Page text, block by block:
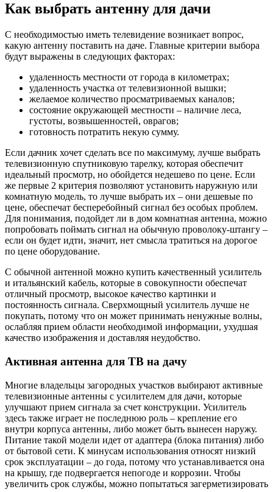
Как выбрать антенну для дачи
С необходимостью иметь телевидение возникает вопрос,
какую антенну поставить на даче. Главные критерии выбора
будут выражены в следующих факторах:
удаленность местности от города в километрах;
удаленность участка от телевизионной вышки;
желаемое количество просматриваемых каналов;
состояние окружающей местности – наличие леса,
густоты, возвышенностей, оврагов;
готовность потратить некую сумму.
Если дачник хочет сделать все по максимуму, лучше выбрать
телевизионную спутниковую тарелку, которая обеспечит
идеальный просмотр, но обойдется недешево по цене. Если
же первые 2 критерия позволяют установить наружную или
комнатную модель, то лучше выбрать их – они дешевые по
цене, обеспечат бесперебойный сигнал без особых проблем.
Для понимания, подойдет ли в дом комнатная антенна, можно
попробовать поймать сигнал на обычную проволоку-штангу –
если он будет идти, значит, нет смысла тратиться на дорогое
по цене оборудование.
С обычной антенной можно купить качественный усилитель
и итальянский кабель, которые в совокупности обеспечат
отличный просмотр, высокое качество картинки и
постоянность сигнала. Сверхмощный усилитель лучше не
покупать, потому что он может принимать ненужные волны,
ослабляя прием области необходимой информации, ухудшая
качество изображения и доставляя неудобство.
Активная антенна для ТВ на дачу
Многие владельцы загородных участков выбирают активные
телевизионные антенны с усилителем для дачи, которые
улучшают прием сигнала за счет конструкции. Усилитель
здесь также играет не последнюю роль – крепление его
внутри корпуса антенны, либо может быть вынесен наружу.
Питание такой модели идет от адаптера (блока питания) либо
от бытовой сети. К минусам использования относят низкий
срок эксплуатации – до года, потому что устанавливается она
на крышу, где подвергается непогоде и коррозии. Чтобы
увеличить срок службы, можно попытаться загерметизировать